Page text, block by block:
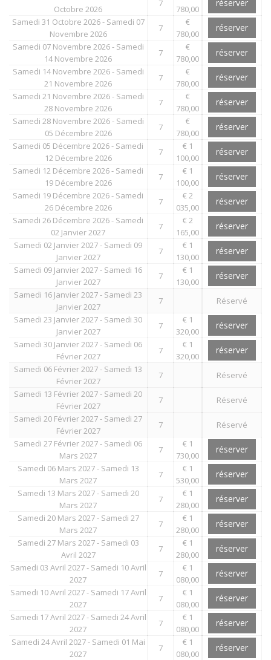
Octobre 2026
7
780,00
réserver
Samedi 31 Octobre 2026 - Samedi 07
Novembre 2026
7
€
780,00
réserver
Samedi 07 Novembre 2026 - Samedi
14 Novembre 2026
7
€
780,00
réserver
Samedi 14 Novembre 2026 - Samedi
21 Novembre 2026
7
€
780,00
réserver
Samedi 21 Novembre 2026 - Samedi
28 Novembre 2026
7
€
780,00
réserver
Samedi 28 Novembre 2026 - Samedi
05 Décembre 2026
7
€
780,00
réserver
Samedi 05 Décembre 2026 - Samedi
12 Décembre 2026
7
€ 1
100,00
réserver
Samedi 12 Décembre 2026 - Samedi
19 Décembre 2026
7
€ 1
100,00
réserver
Samedi 19 Décembre 2026 - Samedi
26 Décembre 2026
7
€ 2
035,00
réserver
Samedi 26 Décembre 2026 - Samedi
02 Janvier 2027
7
€ 2
165,00
réserver
Samedi 02 Janvier 2027 - Samedi 09
Janvier 2027
7
€ 1
130,00
réserver
Samedi 09 Janvier 2027 - Samedi 16
Janvier 2027
7
€ 1
130,00
réserver
Samedi 16 Janvier 2027 - Samedi 23
Janvier 2027
7
Réservé
Samedi 23 Janvier 2027 - Samedi 30
Janvier 2027
7
€ 1
320,00
réserver
Samedi 30 Janvier 2027 - Samedi 06
Février 2027
7
€ 1
320,00
réserver
Samedi 06 Février 2027 - Samedi 13
Février 2027
7
Réservé
Samedi 13 Février 2027 - Samedi 20
Février 2027
7
Réservé
Samedi 20 Février 2027 - Samedi 27
Février 2027
7
Réservé
Samedi 27 Février 2027 - Samedi 06
Mars 2027
7
€ 1
730,00
réserver
Samedi 06 Mars 2027 - Samedi 13
Mars 2027
7
€ 1
530,00
réserver
Samedi 13 Mars 2027 - Samedi 20
Mars 2027
7
€ 1
280,00
réserver
Samedi 20 Mars 2027 - Samedi 27
Mars 2027
7
€ 1
280,00
réserver
Samedi 27 Mars 2027 - Samedi 03
Avril 2027
7
€ 1
280,00
réserver
Samedi 03 Avril 2027 - Samedi 10 Avril
2027
7
€ 1
080,00
réserver
Samedi 10 Avril 2027 - Samedi 17 Avril
2027
7
€ 1
080,00
réserver
Samedi 17 Avril 2027 - Samedi 24 Avril
2027
7
€ 1
080,00
réserver
Samedi 24 Avril 2027 - Samedi 01 Mai
2027
7
€ 1
080,00
réserver